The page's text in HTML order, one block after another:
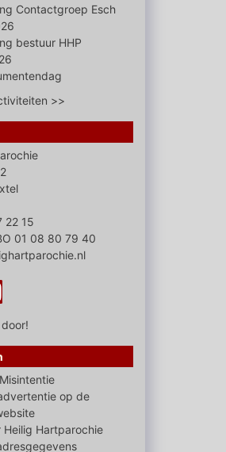
Contactgroep Esch
bestuur HHP
>>
22 15
01 08 80 79 40
op de
Heilig Hartparochie